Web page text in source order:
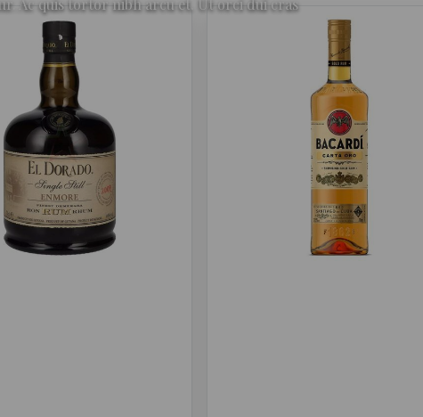
Ac quis tortor nibh arcu et. Ut orci dui cras